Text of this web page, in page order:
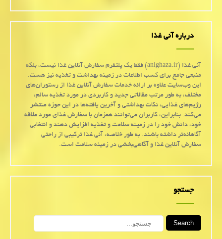
درباره آنی غذا
آنی غذا (anighaza.ir) فقط یک پلتفرم سفارش آنلاین غذا نیست، بلکه
منبعی جامع برای کسب اطلاعات در زمینه بهداشت و تغذیه نیز هست.
این وب‌سایت علاوه بر ارائه خدمات سفارش آنلاین غذا از رستوران‌های
مختلف، به طور مرتب مقالاتی جدید و کاربردی در مورد تغذیه سالم،
رژیم‌های غذایی، نکات بهداشتی و آخرین یافته‌ها در این حوزه منتشر
می‌کند. بنابراین، کاربران می‌توانند همزمان با سفارش غذای مورد علاقه
خود، دانش خود را در زمینه سلامت و تغذیه افزایش دهند و انتخابی
آگاهانه‌تر داشته باشند. به طور خلاصه، آنی غذا ترکیبی از راحتی
سفارش آنلاین غذا و آگاهی‌بخشی در زمینه سلامت است.
جستجو
Search